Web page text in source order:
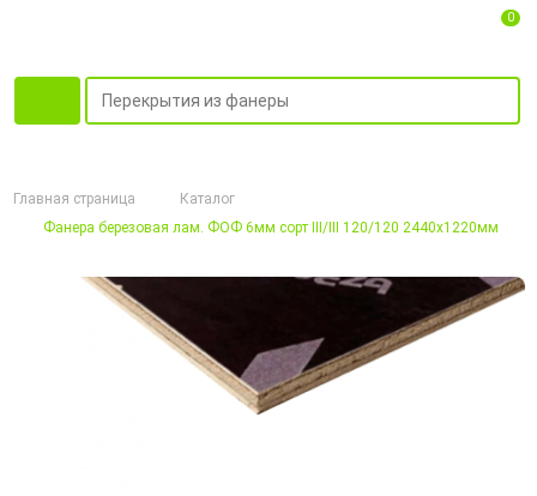
0
Главная страница
Каталог
Фанера березовая лам. ФОФ 6мм сорт III/III 120/120 2440х1220мм